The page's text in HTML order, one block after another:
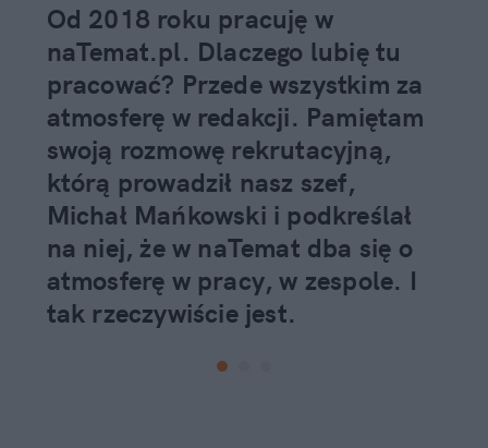
Od 2018 roku pracuję w
naTemat.pl. Dlaczego lubię tu
pracować? Przede wszystkim za
atmosferę w redakcji. Pamiętam
swoją rozmowę rekrutacyjną,
którą prowadził nasz szef,
Michał Mańkowski i podkreślał
na niej, że w naTemat dba się o
atmosferę w pracy, w zespole. I
tak rzeczywiście jest.